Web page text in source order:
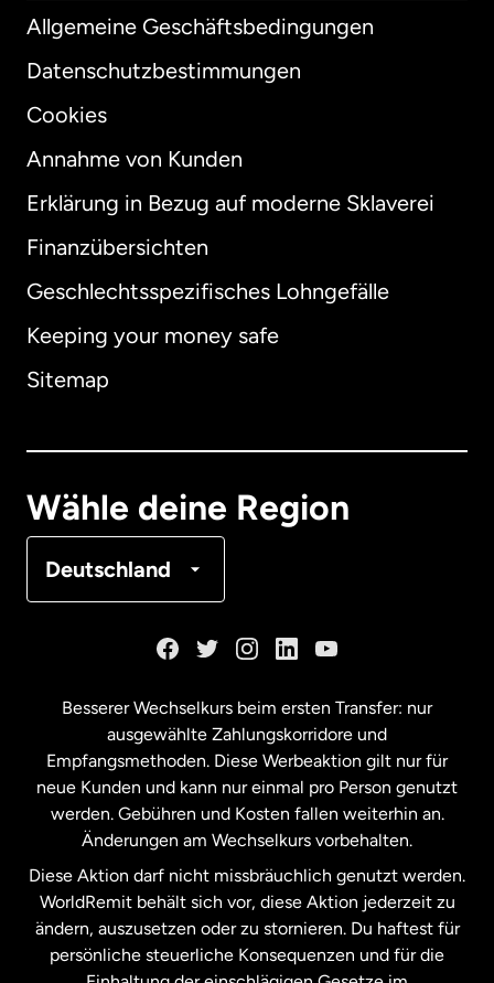
Allgemeine Geschäftsbedingungen
Datenschutzbestimmungen
Cookies
Annahme von Kunden
Erklärung in Bezug auf moderne Sklaverei
Finanzübersichten
Geschlechtsspezifisches Lohngefälle
Keeping your money safe
Sitemap
Wähle deine Region
Deutschland
International English
Australien
Malaysia
Neuseeland
Niederlande
Schweden
Besserer Wechselkurs beim ersten Transfer: nur
ausgewählte Zahlungskorridore und
Empfangsmethoden. Diese Werbeaktion gilt nur für
neue Kunden und kann nur einmal pro Person genutzt
werden. Gebühren und Kosten fallen weiterhin an.
Änderungen am Wechselkurs vorbehalten.
Diese Aktion darf nicht missbräuchlich genutzt werden.
WorldRemit behält sich vor, diese Aktion jederzeit zu
ändern, auszusetzen oder zu stornieren. Du haftest für
persönliche steuerliche Konsequenzen und für die